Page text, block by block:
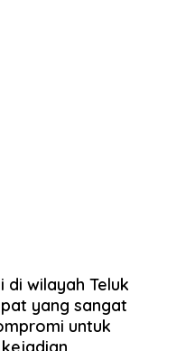
di wilayah Teluk
yang sangat
untuk